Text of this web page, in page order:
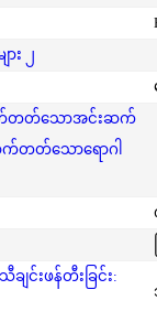
း ၂
က်တတ်သောအင်းဆက်
ာက်တတ်သောရောဂါ
ျင်းဖန်တီးခြင်း: